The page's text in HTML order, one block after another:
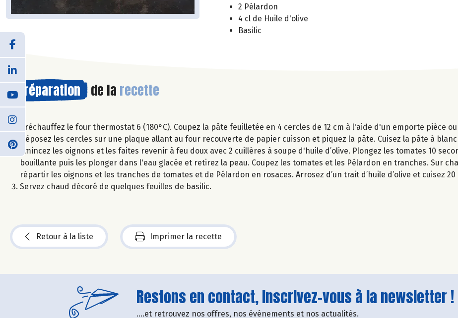
2 Pélardon
4 cl de Huile d'olive
Basilic
Préparation de la recette
Préchauffez le four thermostat 6 (180°C). Coupez la pâte feuilletée en 4 cercles de 12 cm à l'aide d'un emporte pièce ou
Déposez les cercles sur une plaque allant au four recouverte de papier cuisson et piquez la pâte. Cuisez la pâte à
Emincez les oignons et les faites revenir à feu doux avec 2 cuillères à soupe d'huile d’olive. Plongez les tomates 10
bouillante puis les plonger dans l'eau glacée et retirez la peau. Coupez les tomates et les Pélardon en tranches. Sur
répartir les oignons et les tranches de tomates et de Pélardon en rosaces. Arrosez d’un trait d’huile d’olive et cuisez 20
Servez chaud décoré de quelques feuilles de basilic.
Retour à la liste Imprimer la recette
Restons en contact, inscrivez-vous à la newsletter !
....et retrouvez nos offres, nos événements et nos actualités.